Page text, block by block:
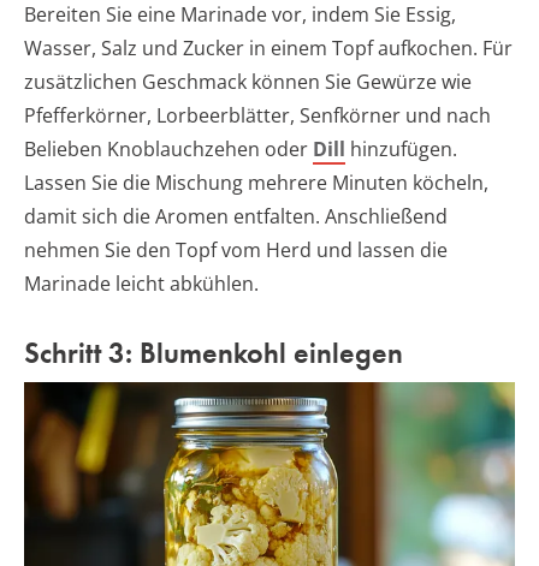
Bereiten Sie eine Marinade vor, indem Sie Essig,
Wasser, Salz und Zucker in einem Topf aufkochen. Für
zusätzlichen Geschmack können Sie Gewürze wie
Pfefferkörner, Lorbeerblätter, Senfkörner und nach
Belieben Knoblauchzehen oder Dill hinzufügen.
Lassen Sie die Mischung mehrere Minuten köcheln,
damit sich die Aromen entfalten. Anschließend
nehmen Sie den Topf vom Herd und lassen die
Marinade leicht abkühlen.
Schritt 3: Blumenkohl einlegen